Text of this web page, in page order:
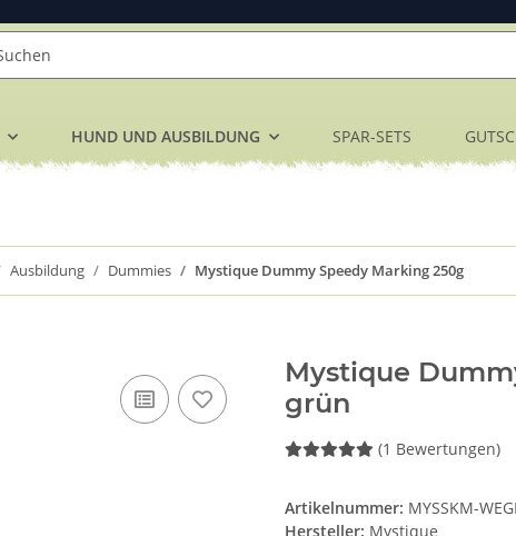
HUND UND AUSBILDUNG SPAR-SETS
Ausbildung Dummies Mystique Dummy Speedy Marking 250g
Mystique
grün
(1 Bewertungen)
Artikelnummer: MYSSKM-
Hersteller: Mystique